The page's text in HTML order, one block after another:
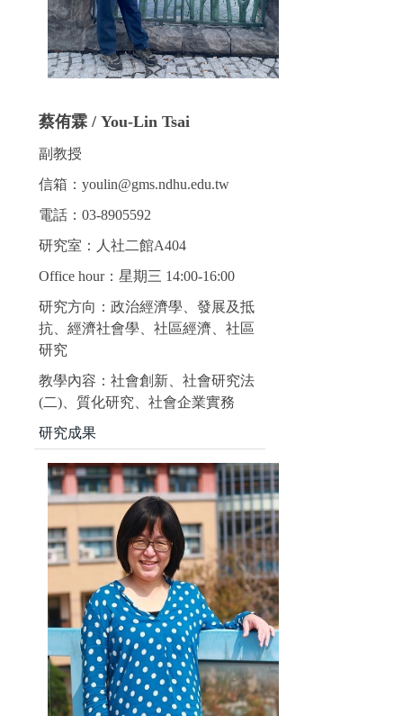
蔡侑霖 / You-Lin Tsai
副教授
信箱：youlin@gms.ndhu.edu.tw
電話：03-8905592
研究室：人社二館A404
Office hour：星期三 14:00-16:00
研究方向：政治經濟學、發展及抵
抗、經濟社會學、社區經濟、社區
研究
教學內容：社會創新、社會研究法
(二)、質化研究、社會企業實務
研究成果